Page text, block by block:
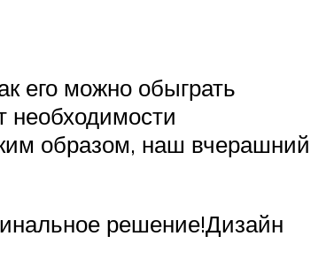
его можно обыграть
необходимости
образом, наш вчерашний
решение!Дизайн